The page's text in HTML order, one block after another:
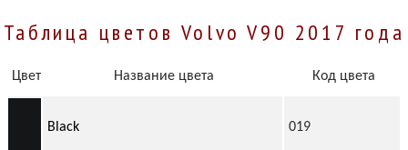
Таблица цветов Volvo V90 2017 года
Цвет Название цвета Код цвета
Black 019